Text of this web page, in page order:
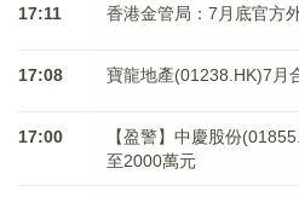
17:11 香港金管局：7月底官方
17:08 寶龍地產(01238.HK)7月
17:00
【盈警】中慶股份
至2000萬元